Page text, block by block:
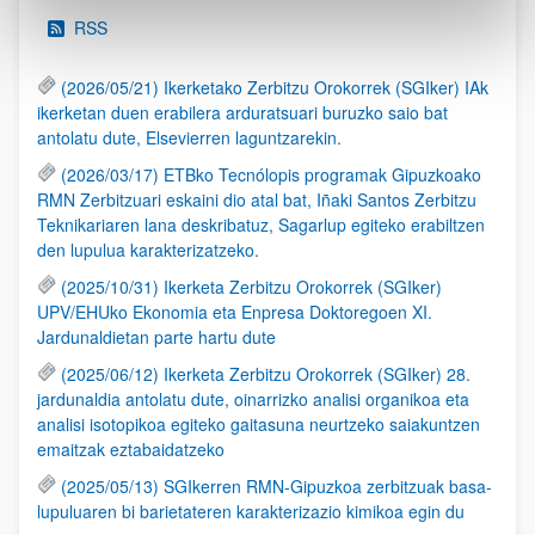
RSS
(2026/05/21) Ikerketako Zerbitzu Orokorrek (SGIker) IAk
ikerketan duen erabilera arduratsuari buruzko saio bat
antolatu dute, Elsevierren laguntzarekin.
(2026/03/17) ETBko Tecnólopis programak Gipuzkoako
RMN Zerbitzuari eskaini dio atal bat, Iñaki Santos Zerbitzu
Teknikariaren lana deskribatuz, Sagarlup egiteko erabiltzen
den lupulua karakterizatzeko.
(2025/10/31) Ikerketa Zerbitzu Orokorrek (SGIker)
UPV/EHUko Ekonomia eta Enpresa Doktoregoen XI.
Jardunaldietan parte hartu dute
(2025/06/12) Ikerketa Zerbitzu Orokorrek (SGIker) 28.
jardunaldia antolatu dute, oinarrizko analisi organikoa eta
analisi isotopikoa egiteko gaitasuna neurtzeko saiakuntzen
emaitzak eztabaidatzeko
(2025/05/13) SGIkerren RMN-Gipuzkoa zerbitzuak basa-
lupuluaren bi barietateren karakterizazio kimikoa egin du